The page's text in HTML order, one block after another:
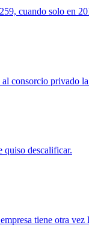
cuando solo en
consorcio privado
quiso descalificar.
tiene otra